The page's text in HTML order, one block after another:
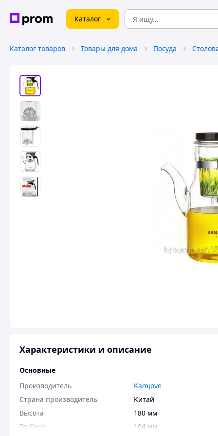
Каталог
Каталог товаров Товары для дома Посуда
Характеристики и описание
Основные
Производитель
Kamjove
Страна производитель
Китай
Высота
180 мм
Глубина
104 мм